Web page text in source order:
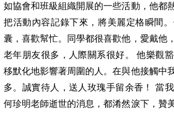
如協會和班級組織開展的一些活動，他都
把活動內容記錄下來，將美麗定格瞬間
囊，喜歡幫忙。同學都很喜歡他，愛戴他
老年朋友很多，人際關系很好。 他樂觀
移默化地影響著周圍的人。在與他接觸中
多。誠實待人，送人玫瑰手留余香！ 當
何珍明老師逝世的消息，都淆然淚下，贊